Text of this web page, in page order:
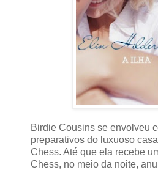
Birdie Cousins se envolveu
preparativos do luxuoso
Chess. Até que ela recebe
Chess, no meio da noite,